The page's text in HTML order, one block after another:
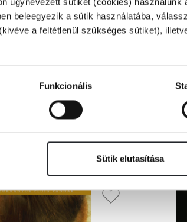
beleegyezik a sütik használatába,
a feltétlenül szükséges sütiket),
Funkcionális
Sütik elutasítása
Államokba csak nemrég érkezett
újra keresztezi egymást?
és érzékenységgel dolgozza fel a